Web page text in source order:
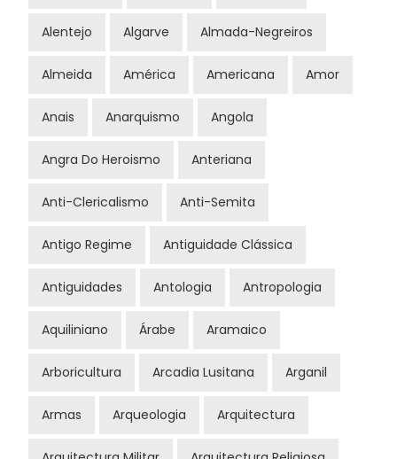
Alentejo Algarve Almada-Negreiros
Almeida América Americana Amor
Anais Anarquismo Angola
Angra Do Heroismo Anteriana
Anti-Clericalismo Anti-Semita
Antigo Regime Antiguidade Clássica
Antiguidades Antologia Antropologia
Aquiliniano Árabe Aramaico
Arboricultura Arcadia Lusitana Arganil
Armas Arqueologia Arquitectura